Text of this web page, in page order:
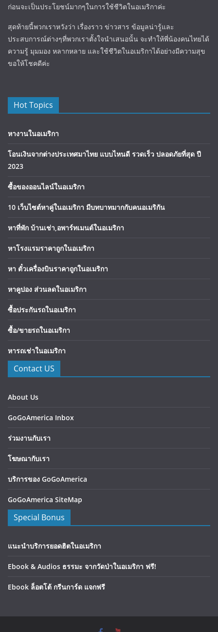
ก่อนจะเป็นประโยชน์มากๆในการใช้ชีวิตในอเมริกาค่ะ
สุดท้ายนี้พวกเราหวังว่า เรื่องราว ข่าวสาร ข้อมูลน่ารู้และ
ประสบการณ์ต่างๆที่พวกเราตั้งใจนำเสนอนั้น จะทำให้พี่น้องคนไทยได้
ความรู้ มุมมอง หลากหลาย และใช้ชีวิตในอเมริกาได้อย่างมีความสุข
ขอให้โชคดีค่ะ
Hot Topics
หางานในอเมริกา
โอนเงินจากต่างประเทศมาไทย แบบไหนดี รวดเร็ว ปลอดภัยที่สุด ปี
2023
ซื้อของออนไลน์ในอเมริกา
10 เว็บไซต์หาคู่ในอเมริกา มีบทบาทมากกับคนอเมริกัน
หาที่พัก บ้านเช่า,อพาร์ทเมนต์ในอเมริกา
หาโรงแรมราคาถูกในอเมริกา
หา ตั๋วเครื่องบินราคาถูกในอเมริกา
หาคูปอง ส่วนลดในอเมริกา
ซื้อประกันรถในอเมริกา
ซื้อ/ขายรถในอเมริกา
หารถเช่าในอเมริกา
Contact US
About Us
GoGoAmerica Inbox
ร่วมงานกับเรา
โฆษณากับเรา
บริการของ GoGoAmerica
GoGoAmerica SiteMap
Special Bonus
แนะนำบริการยอดฮิตในอเมริกา
Ebook & Audios ธรรมะ จากวัดป่าในอเมริกา ฟรี!
Ebook ล็อตโต้ กรีนการ์ด แจกฟรี